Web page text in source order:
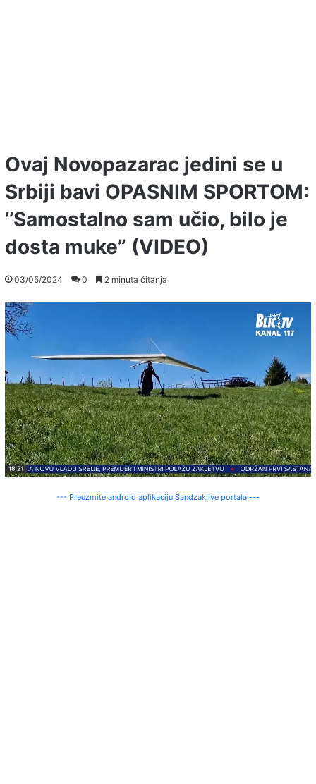
Ovaj Novopazarac jedini se u
Srbiji bavi OPASNIM SPORTOM:
’’Samostalno sam učio, bilo je
dosta muke” (VIDEO)
03/05/2024 0 2 minuta čitanja
--- Preuzmite android aplikaciju Sandzaklive portala ---